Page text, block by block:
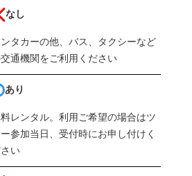
なし
ンタカーの他、バス、タクシーなど
通機関をご利用ください
あり
レンタル。利用ご希望の場合はツ
参加当日、受付時にお申し付けく
い